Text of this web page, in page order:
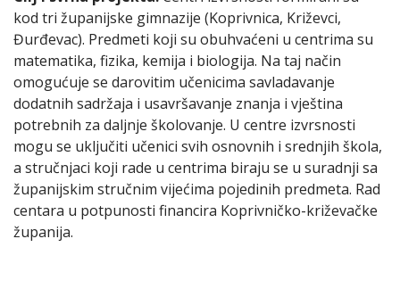
kod tri županijske gimnazije (Koprivnica, Križevci,
Đurđevac). Predmeti koji su obuhvaćeni u centrima su
matematika, fizika, kemija i biologija. Na taj način
omogućuje se darovitim učenicima savladavanje
dodatnih sadržaja i usavršavanje znanja i vještina
potrebnih za daljnje školovanje. U centre izvrsnosti
mogu se uključiti učenici svih osnovnih i srednjih škola,
a stručnjaci koji rade u centrima biraju se u suradnji sa
županijskim stručnim vijećima pojedinih predmeta. Rad
centara u potpunosti financira Koprivničko-križevačke
županija.